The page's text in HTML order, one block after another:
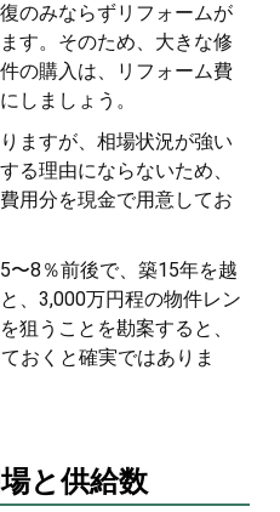
のみならずリフォームが
す。そのため、大きな修
の購入は、リフォーム費
しましょう。
ますが、相場状況が強い
る理由にならないため、
用分を現金で用意してお
〜8％前後で、築15年を越
、3,000万円程の物件レン
狙うことを勘案すると、
おくと確実ではありま
と供給数